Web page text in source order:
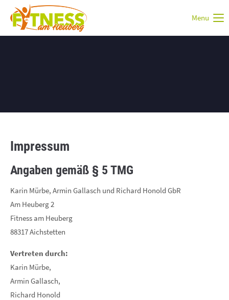
Login
Register Lost your password?
Support
Lorem ipsum dolor sit amet:
24h
Menu
Impressum
Angaben gemäß § 5 TMG
Karin Mürbe, Armin Gallasch und Richard Honold GbR
Am Heuberg 2
Fitness am Heuberg
88317 Aichstetten
Vertreten durch:
Karin Mürbe,
Armin Gallasch,
Richard Honold